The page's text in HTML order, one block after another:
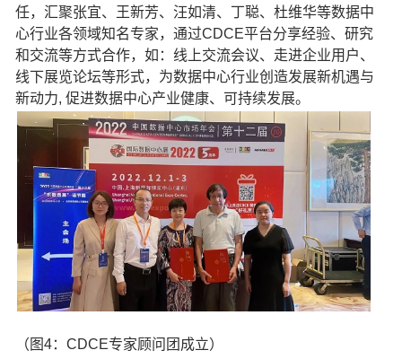
任，汇聚张宜、王新芳、汪如清、丁聪、杜维华等数据中
心行业各领域知名专家，通过CDCE平台分享经验、研究
和交流等方式合作，如：线上交流会议、走进企业用户、
线下展览论坛等形式，为数据中心行业创造发展新机遇与
新动力, 促进数据中心产业健康、可持续发展。
（图4：CDCE专家顾问团成立）